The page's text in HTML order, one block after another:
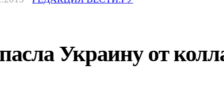
Украину от